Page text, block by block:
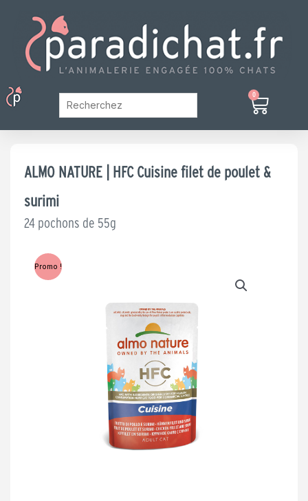
contenu
Menu 0
Panier
ALMO NATURE | HFC Cuisine filet de poulet &
surimi
24 pochons de 55g
Promo !